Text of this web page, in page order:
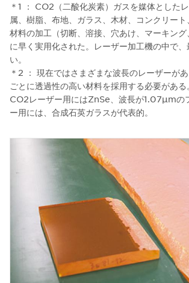
＊1 ： CO2（二酸化炭素）ガスを媒体とした
属、樹脂、布地、ガラス、木材、コンクリー
材料の加工（切断、溶接、穴あけ、マーキング
に早く実用化された。レーザー加工機の中で
い。
＊2 ： 現在ではさまざまな波長のレーザーが
ごとに透過性の高い材料を採用する必要があ
CO2レーザー用にはZnSe、波長が1.07µmの
ー用には、合成石英ガラスが代表的。